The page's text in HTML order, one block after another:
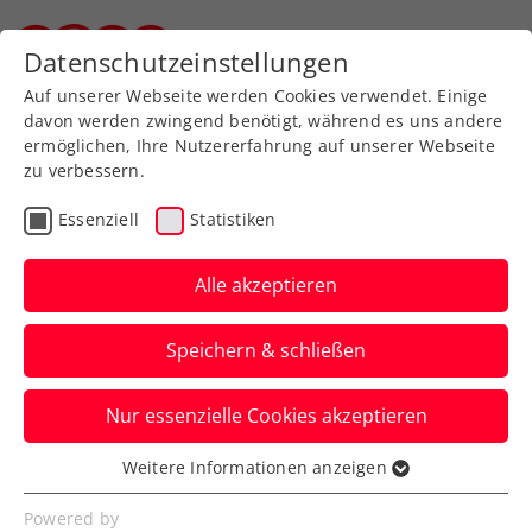
Zurück zur Newsübersicht
Turniere
Hochkarätige Besetzung
beim sportsbusiness.at
Breakfast Club
ÖTV-Präsident Martin Ohneberg diskutiert
bei den Erste Bank Open mit dem Who is
Who der Tennisszene.
Verfasst von: Manuel Wachta, 22.10.2024
Datenschutzeinstellungen
Auf unserer Webseite werden Cookies verwendet. Einige
davon werden zwingend benötigt, während es uns andere
ermöglichen, Ihre Nutzererfahrung auf unserer Webseite
zu verbessern.
Essenziell Statistiken
Alle akzeptieren
Speichern & schließen
Nur essenzielle Cookies akzeptieren
Essenziell
Essenzielle Cookies werden für grundlegende
Weitere Informationen anzeigen
Powered by